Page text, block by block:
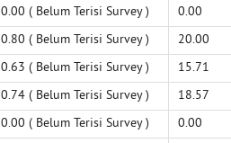
0.00 ( Belum Terisi Survey )
0.00
0.80 ( Belum Terisi Survey )
20.00
0.63 ( Belum Terisi Survey )
15.71
0.74 ( Belum Terisi Survey )
18.57
0.00 ( Belum Terisi Survey )
0.00